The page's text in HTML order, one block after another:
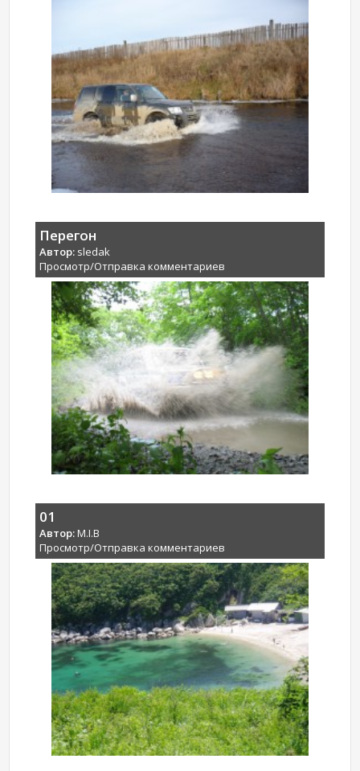
Перегон
Автор: sledak
Просмотр/Отправка комментариев
01
Автор:M.I.B
Просмотр/Отправка комментариев